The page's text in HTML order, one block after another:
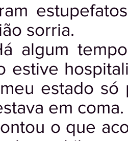
sorria.
algum
estive
estado
em coma.
o que